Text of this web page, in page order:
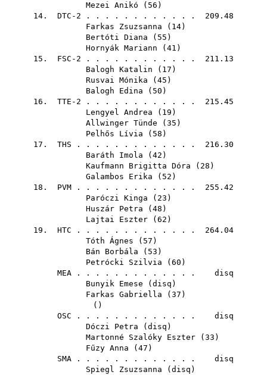
Mezei Anikó ( 56 )
14. DTC-2 . . . . . . . . . . . . 209.48
Farkas Zsuzsanna ( 14)
Bertóti Diana ( 55 )
Hornyák Mariann ( 41 )
15. FSC-2 . . . . . . . . . . . . 211.13
Balogh Katalin ( 17 )
Rusvai Mónika ( 45 )
Balogh Edina ( 50 )
16. TTE-2 . . . . . . . . . . . . 215.45
Lengyel Andrea ( 19 )
Allwinger Tünde ( 35 )
Pelhős Lívia ( 58 )
17. THS . . . . . . . . . . . . . 216.30
Baráth Imola ( 42 )
Kaufmann Brigitta Dóra ( 28 )
Galambos Erika ( 52 )
18. PVM . . . . . . . . . . . . . 255.42
Paróczi Kinga ( 23 )
Huszár Petra ( 48 )
Lajtai Eszter ( 62 )
19. HTC . . . . . . . . . . . . . 264.04
Tóth Ágnes ( 57 )
Bán Borbála ( 53 )
Petrócki Szilvia ( 60 )
MEA . . . . . . . . . . . . . disq
Bunyik Emese ( disq )
Farkas Gabriella ( 37 )
()
OSC . . . . . . . . . . . . . disq
Dóczi Petra ( disq )
Martonné Szalóky Eszter ( 33 )
Fűzy Anna ( 47 )
SMA . . . . . . . . . . . . . disq
Spiegl Zsuzsanna ( disq )